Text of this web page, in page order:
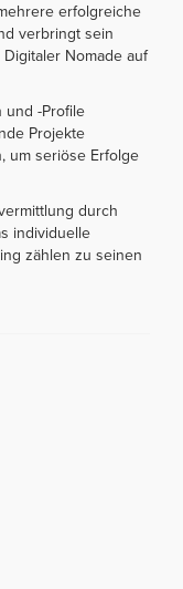
erfolgreiche
verbringt sein
Nomade auf
und -Profile
Projekte
um seriöse Erfolge
durch
individuelle
zählen zu seinen